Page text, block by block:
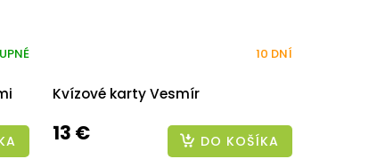
Kvízové karty Vesmír
10 DNÍ
13 € DO KOŠÍKA